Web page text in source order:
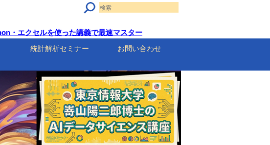
・エクセルを使った講義で最速マスター
統計解析セミナー お問い合わせ